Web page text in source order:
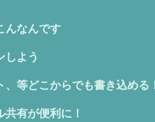
んなんです
しよう
、等どこからでも書き込める
有が便利に！